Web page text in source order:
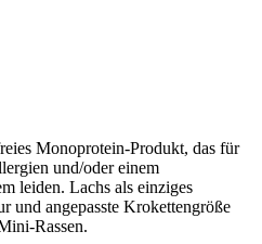
Monoprotein-Produkt, das für
und/oder einem
leiden. Lachs als einziges
und angepasste Krokettengröße
Rassen.